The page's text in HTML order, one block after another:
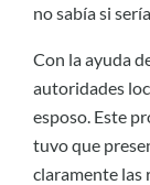
no sabía si
Con la ayuda
autoridades
esposo. Este
tuvo que
claramente las